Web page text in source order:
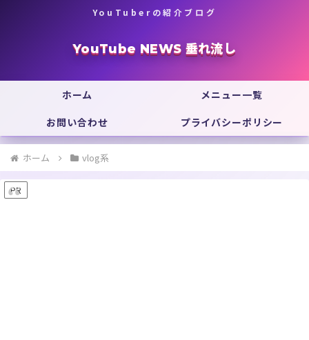
YouTuberの紹介ブログ
YouTube NEWS 垂れ流し
ホーム
メニュー一覧
お問い合わせ
プライバシーポリシー
ホーム vlog系
PR